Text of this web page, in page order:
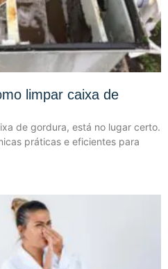
limpar caixa de
de gordura, está no lugar certo.
práticas e eficientes para